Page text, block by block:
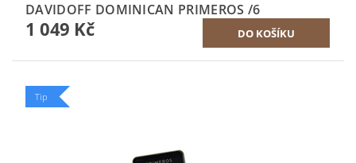
DAVIDOFF DOMINICAN PRIMEROS /6
1 049 Kč
Tip